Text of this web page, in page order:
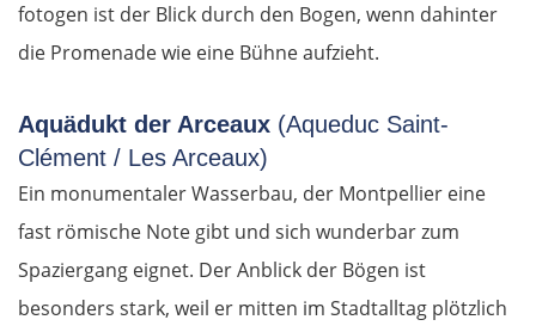
fotogen ist der Blick durch den Bogen, wenn dahinter
die Promenade wie eine Bühne aufzieht.
Aquädukt der Arceaux (Aqueduc Saint-
Clément / Les Arceaux)
Ein monumentaler Wasserbau, der Montpellier eine
fast römische Note gibt und sich wunderbar zum
Spaziergang eignet. Der Anblick der Bögen ist
besonders stark, weil er mitten im Stadtalltag plötzlich